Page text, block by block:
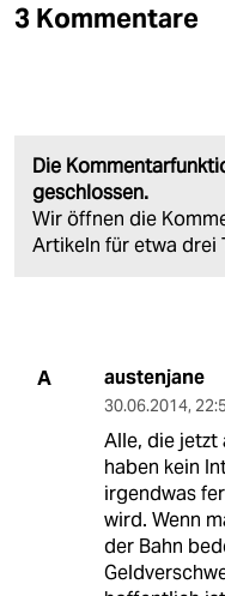
3 Kommentare
Die
geschlossen.
Wir öffnen die
Artikeln für etwa drei
A austenjane
30.06.2014,
Alle, die jetzt
haben kein
irgendwas
wird. Wenn
der Bahn